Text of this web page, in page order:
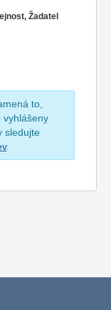
Žadatel
to,
vyhlášeny
sledujte
.